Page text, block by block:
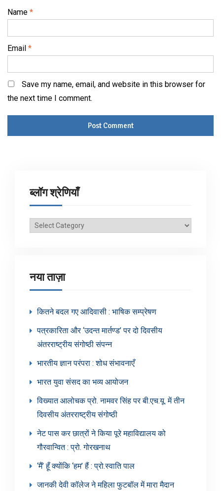
Name *
Email *
Save my name, email, and website in this browser for
the next time I comment.
ब्लॉग श्रेणियाँ
ब्लॉग
नया ताज़ा
कितने बदल गए आदिवासी : भाषिक सम्प्रेषण
पत्रकारिता और ‘उदन्त मार्तण्ड’ पर दो दिवसीय
अंतरराष्ट्रीय संगोष्ठी संपन्न
भारतीय ज्ञान परंपरा : शोध संभावनाएँ
भारत युवा संसद का भव्य आयोजन
विख्यात आलोचक प्रो. नामवर सिंह पर बी.एच.यू. में तीन
दिवसीय अंतरराष्ट्रीय संगोष्ठी
नेट पास कर छात्रों ने किया पूरे महाविद्यालय को
गौरवान्वित : प्रो. गोरखनाथ
‘मैं’ हूँ क्योंकि ‘हम’ हैं : प्रो.स्वाति पाल
जानकी देवी कॉलेज ने महिला फुटबॉल में मारा मैदान